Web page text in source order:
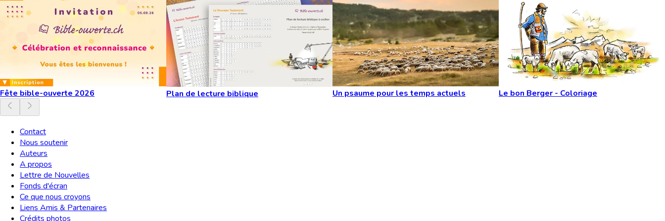
Fête bible-ouverte 2026 Plan de lecture biblique Un psaume pour les temps actuels Le bon Berger - Coloriage
Contact
Nous soutenir
Auteurs
A propos
Lettre de Nouvelles
Fonds d'écran
Ce que nous croyons
Liens Amis & Partenaires
Crédits photos